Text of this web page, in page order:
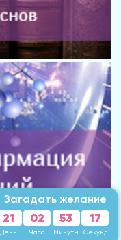
Загадать желание
21
День
02
Часа
53
Минуты
15
Секунд